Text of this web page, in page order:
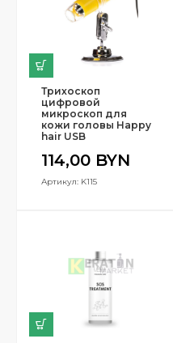
Трихоскоп
цифровой
микроскоп для
кожи головы Happy
hair USB
114,00 BYN
Артикул: K115